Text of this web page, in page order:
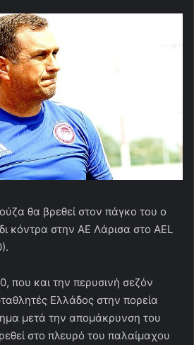
θα βρεθεί στον πάγκο του ο
κόντρα στην ΑΕ Λάρισα στο AEL
που και την περυσινή σεζόν
Ελλάδος στην πορεία
μετά την απομάκρυνση του
στο πλευρό του παλαίμαχου